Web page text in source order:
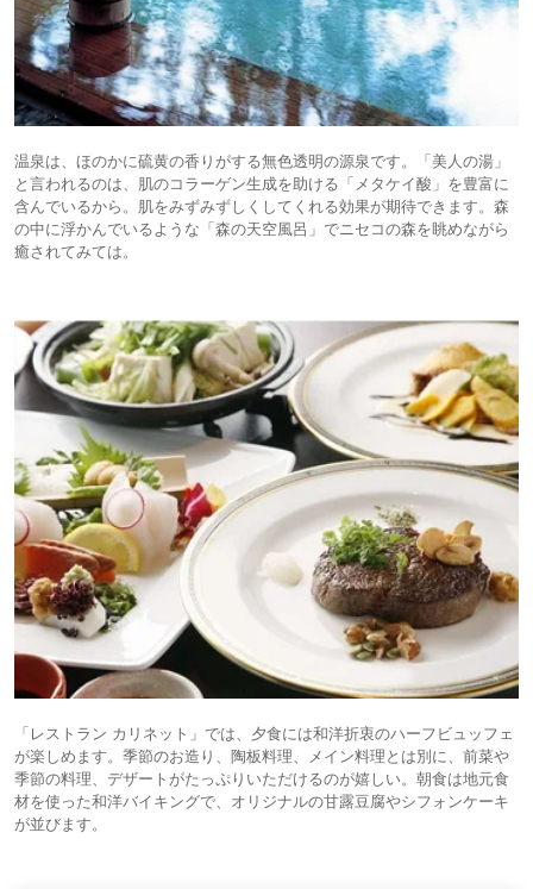
温泉は、ほのかに硫黄の香りがする無色透明の源泉です。「美人の湯」
と言われるのは、肌のコラーゲン生成を助ける「メタケイ酸」を豊富に
含んでいるから。肌をみずみずしくしてくれる効果が期待できます。森
の中に浮かんでいるような「森の天空風呂」でニセコの森を眺めながら
癒されてみては。
「レストラン カリネット」では、夕食には和洋折衷のハーフビュッフェ
が楽しめます。季節のお造り、陶板料理、メイン料理とは別に、前菜や
季節の料理、デザートがたっぷりいただけるのが嬉しい。朝食は地元食
材を使った和洋バイキングで、オリジナルの甘露豆腐やシフォンケーキ
が並びます。